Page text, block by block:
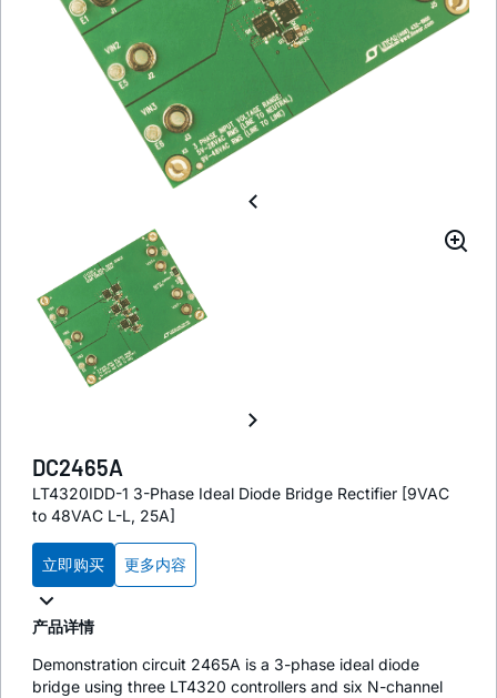
DC2465A
LT4320IDD-1 3-Phase Ideal Diode Bridge Rectifier [9VAC
to 48VAC L-L, 25A]
立即购买 更多内容
产品详情
Demonstration circuit 2465A is a 3-phase ideal diode
bridge using three LT4320 controllers and six N-channel